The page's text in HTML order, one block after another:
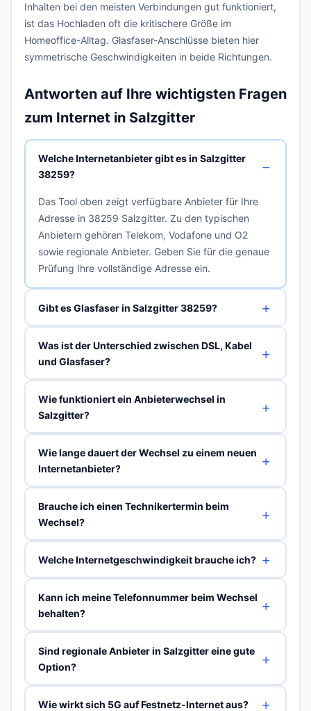
Inhalten bei den meisten Verbindungen gut funktioniert,
ist das Hochladen oft die kritischere Größe im
Homeoffice-Alltag. Glasfaser-Anschlüsse bieten hier
symmetrische Geschwindigkeiten in beide Richtungen.
Antworten auf Ihre wichtigsten Fragen
zum Internet in Salzgitter
Welche Internetanbieter gibt es in Salzgitter
38259?
Das Tool oben zeigt verfügbare Anbieter für Ihre
Adresse in 38259 Salzgitter. Zu den typischen
Anbietern gehören Telekom, Vodafone und O2
sowie regionale Anbieter. Geben Sie für die genaue
Prüfung Ihre vollständige Adresse ein.
Gibt es Glasfaser in Salzgitter 38259?
Was ist der Unterschied zwischen DSL, Kabel
und Glasfaser?
Wie funktioniert ein Anbieterwechsel in
Salzgitter?
Wie lange dauert der Wechsel zu einem neuen
Internetanbieter?
Brauche ich einen Technikertermin beim
Wechsel?
Welche Internetgeschwindigkeit brauche ich?
Kann ich meine Telefonnummer beim Wechsel
behalten?
Sind regionale Anbieter in Salzgitter eine gute
Option?
Wie wirkt sich 5G auf Festnetz-Internet aus?